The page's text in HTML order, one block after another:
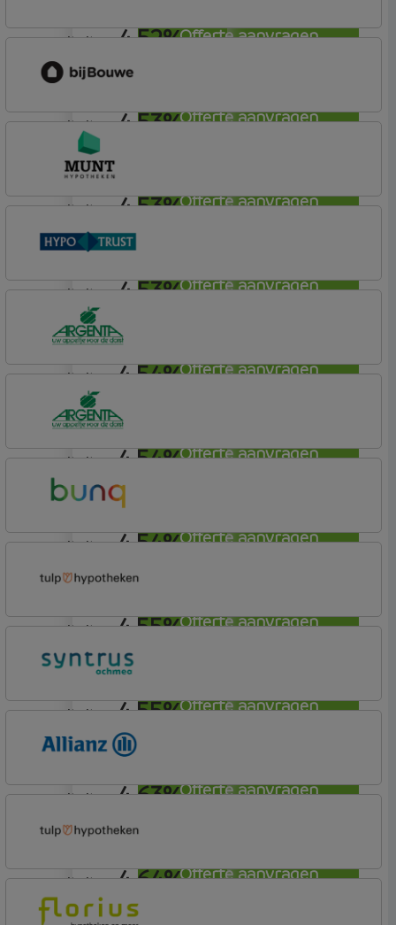
Offerte aanvragen
4,52%
Offerte aanvragen
annuiteit
4,53%
Offerte aanvragen
Vooruit Hypotheek
annuiteit
4,53%
Offerte aanvragen
bijBouwe
Vooruit Hypotheek
annuiteit
4,53%
Offerte aanvragen
annuiteit
4,54%
Offerte aanvragen
Conneqt vh HypoTrust
Vrij Leven Hypotheek
annuiteit
4,54%
Offerte aanvragen
Argenta
Hypotheek
annuiteit
4,54%
Offerte aanvragen
Hypotheek
annuiteit
4,55%
Offerte aanvragen
Easy Mortgage
annuiteit
4,55%
Offerte aanvragen
Tulp Compleet Hypotheken
annuiteit
4,63%
Offerte aanvragen
Basis
annuiteit
4,64%
Allianz
annuiteit
Tulp Hypotheken
Tulp Compleet Hypotheken